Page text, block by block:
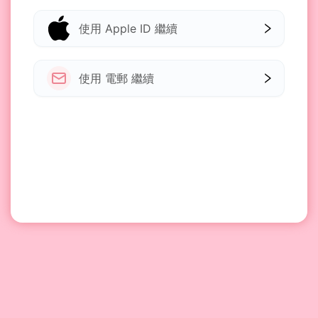
使用 Apple ID 繼續
使用 電郵 繼續